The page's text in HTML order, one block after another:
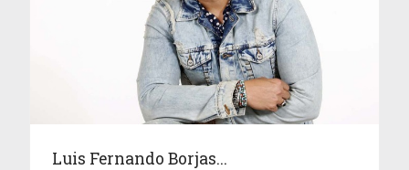
Luis Fernando Borjas...